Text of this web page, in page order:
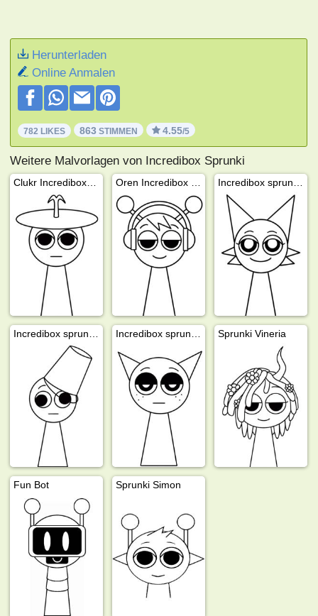
Herunterladen
Online Anmalen
782 LIKES 863 STIMMEN 4.55/5
Weitere Malvorlagen von Incredibox Sprunki
Sprunki Vineria
Fun Bot Sprunki Simon